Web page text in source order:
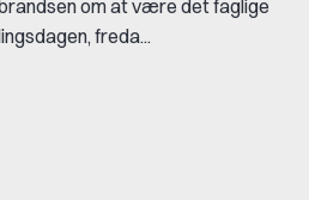
om at være det faglige
freda...